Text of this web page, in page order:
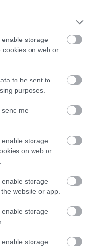
storage
cookies on web or
to be sent to
purposes.
send me
storage
on web or
storage
website or app.
storage
storage
αυτό που έμεινε γνωστό
έξοδος από το
διάρκεια της
ξεπέρασε το
υποχώρησης.
Juan Carlos Albizu-
νησί έχει χάσει πάνω